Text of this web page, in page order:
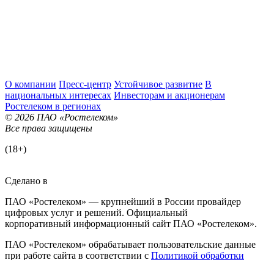
О компании Пресс-центр Устойчивое развитие В
национальных интересах Инвесторам и акционерам
Ростелеком в регионах
© 2026 ПАО «Ростелеком»
Все права защищены
(18+)
Сделано в
ПАО «Ростелеком» — крупнейший в России провайдер
цифровых услуг и решений. Официальный
корпоративный информационный сайт ПАО «Ростелеком».
ПАО «Ростелеком» обрабатывает пользовательские данные
при работе сайта в соответствии с Политикой обработки